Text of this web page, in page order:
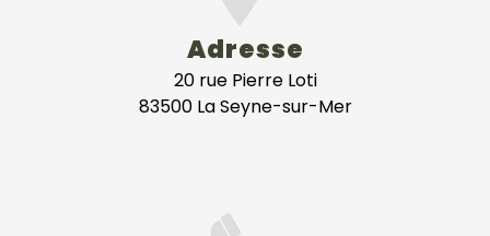
Adresse
20 rue Pierre Loti
83500 La Seyne-sur-Mer